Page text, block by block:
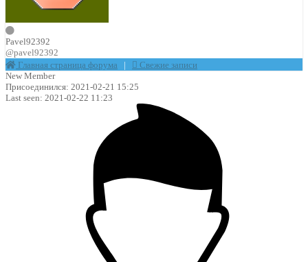
Pavel92392
@pavel92392
Главная страница форума |
Свежие записи
New Member
Присоединился: 2021-02-21 15:25
Last seen: 2021-02-22 11:23